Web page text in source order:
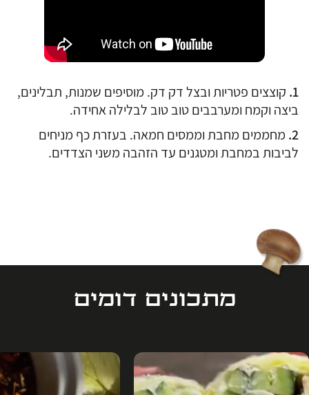
קוצצים פטריות ובצל דק דק. מוסיפים שמנות, תבלינים,
ביצה וקמח ומערבבים טוב טוב לבלילה אחידה.
מחממים מחבת וממסים חמאה. בעזרת כף מניחים
לביבות במחבת ומטגנים עד הזהבה משני הצדדים.
מתכונים דומים